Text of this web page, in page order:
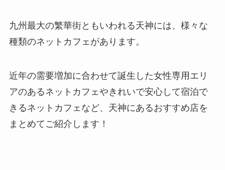
九州最大の繁華街ともいわれる天神には、様々な
種類のネットカフェがあります。
近年の需要増加に合わせて誕生した女性専用エリ
アのあるネットカフェやきれいで安心して宿泊で
きるネットカフェなど、天神にあるおすすめ店を
まとめてご紹介します！